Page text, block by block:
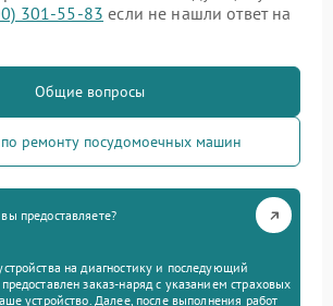
301-55-83 если не нашли ответ на
Общие вопросы
ремонту посудомоечных машин
предоставляете?
на диагностику и последующий
заказ-наряд с указанием страховых
устройство. Далее, после выполнения работ